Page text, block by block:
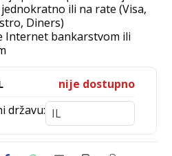
ili na rate (Visa,
Diners)
Internet bankarstvom ili
nije dostupno
državu: